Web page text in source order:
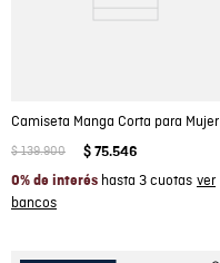
Camiseta Manga Corta para Mujer
$ 139.900 $ 75.546
0% de interés hasta 3 cuotas